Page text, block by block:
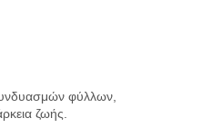
φύλλων,
ζωής.